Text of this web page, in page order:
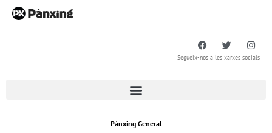
Segueix-nos a les xarxes socials
Pànxing General